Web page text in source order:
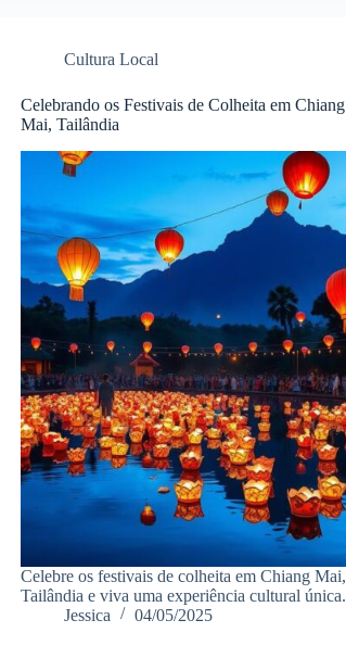
Cultura Local
Celebrando os Festivais de Colheita em Chiang
Mai, Tailândia
Celebre os festivais de colheita em Chiang Mai,
Tailândia e viva uma experiência cultural única.
Jessica
04/05/2025